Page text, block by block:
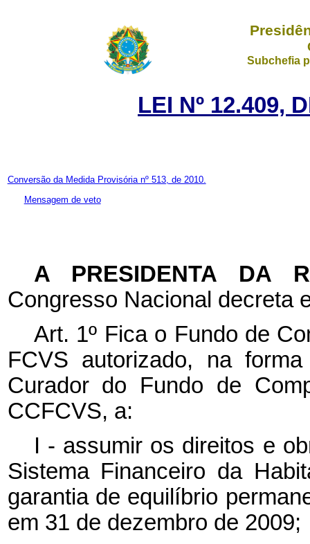
Subchefia
LEI Nº 12.409,
Conversão da Medida Provisória nº 513, de 2010.
Mensagem de veto
A PRESIDENTA DA
Congresso Nacional decreta
Art. 1º Fica o Fundo de
FCVS autorizado, na
Curador do Fundo de
CCFCVS, a:
I - assumir os direitos e
Sistema Financeiro da
garantia de equilíbrio
em 31 de dezembro de 2009;